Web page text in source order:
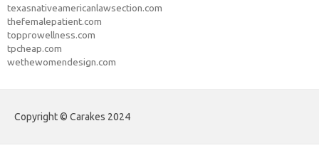
texasnativeamericanlawsection.com
thefemalepatient.com
topprowellness.com
tpcheap.com
wethewomendesign.com
Copyright © Carakes 2024